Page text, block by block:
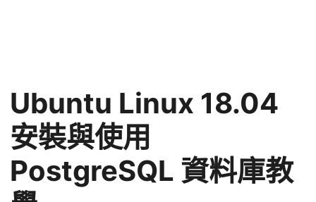
Ubuntu Linux 18.04
安裝與使用
PostgreSQL 資料庫教